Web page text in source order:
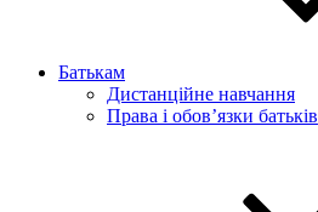
Батькам
Дистанційне навчання
Права і обов’язки батьків